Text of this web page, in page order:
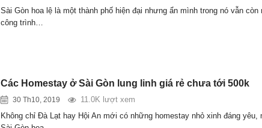
Sài Gòn hoa lệ là một thành phố hiện đại nhưng ẩn mình trong nó vẫn còn
công trình…
Các Homestay ở Sài Gòn lung linh giá rẻ chưa tới 500k
30 Th10, 2019
11.0K lượt xem
Không chỉ Đà Lạt hay Hội An mới có những homestay nhỏ xinh đáng yêu,